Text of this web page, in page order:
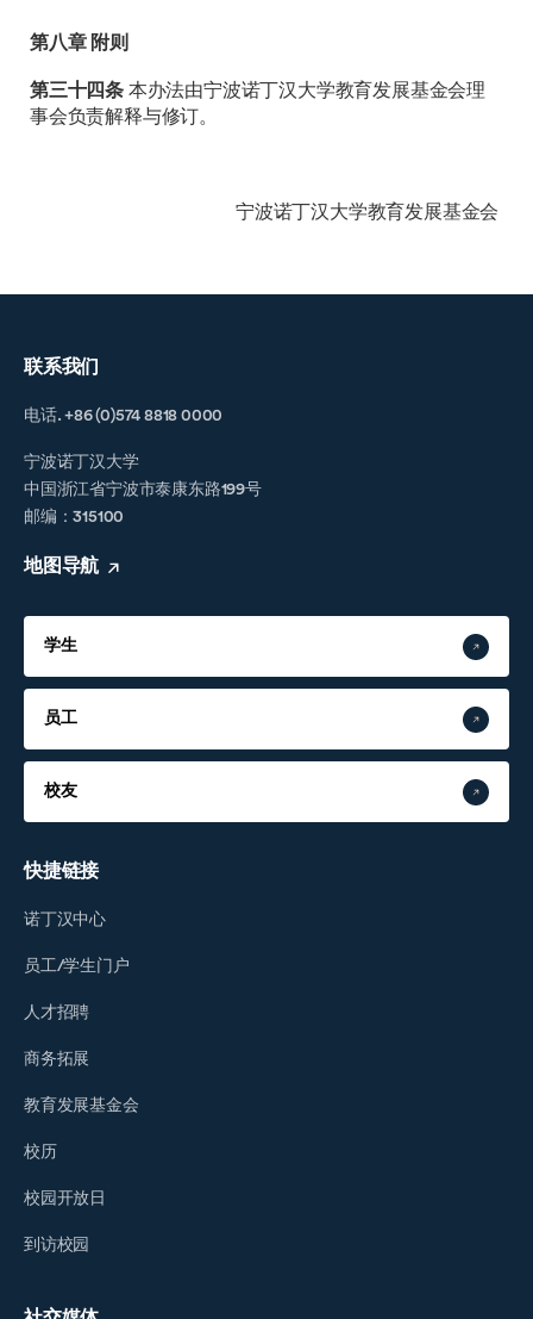
第八章 附则
第三十四条 本办法由宁波诺丁汉大学教育发展基金会理
事会负责解释与修订。
宁波诺丁汉大学教育发展基金会
联系我们
电话. +86 (0)574 8818 0000
宁波诺丁汉大学
中国浙江省宁波市泰康东路199号
邮编：315100
地图导航
学生
员工
校友
快捷链接
诺丁汉中心
员工/学生门户
人才招聘
商务拓展
教育发展基金会
校历
校园开放日
到访校园